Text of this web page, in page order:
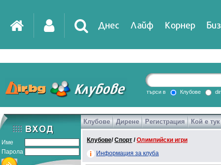
Днес Лайф Корнер
DirTV Impressio
Games
търси в Клубове
Име
Парола
Клубове Дирене Регистрация Кой е тук
Клубове/Спорт /Олимпийски игри
Информация за клуба